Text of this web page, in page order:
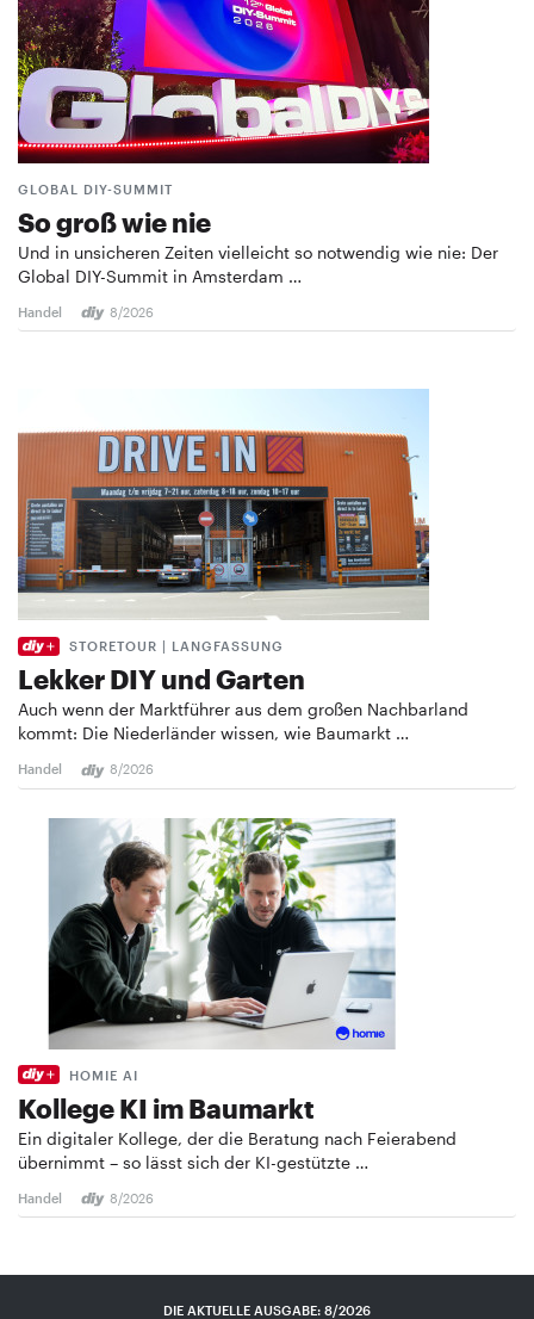
GLOBAL DIY-SUMMIT
So groß wie nie
Und in unsicheren Zeiten vielleicht so notwendig wie nie: Der
Global DIY-Summit in Amsterdam …
Handel 8/2026
STORETOUR | LANGFASSUNG
Lekker DIY und Garten
Auch wenn der Marktführer aus dem großen Nachbarland
kommt: Die Niederländer wissen, wie Baumarkt …
Handel 8/2026
HOMIE AI
Kollege KI im Baumarkt
Ein digitaler Kollege, der die Beratung nach Feierabend
übernimmt – so lässt sich der KI-gestützte …
Handel 8/2026
DIE AKTUELLE AUSGABE: 8/2026